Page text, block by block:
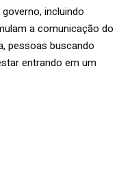
incluindo
a comunicação do
pessoas buscando
entrando em um